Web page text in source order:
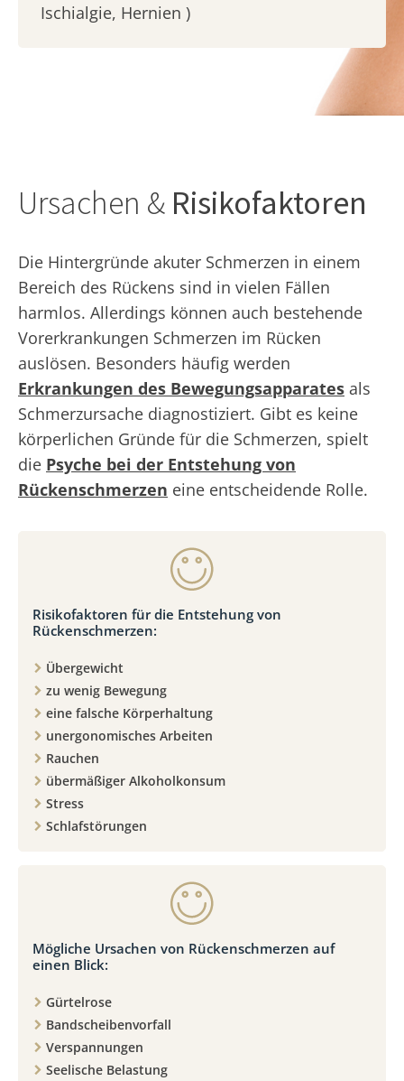
Ischialgie, Hernien )
Ursachen & Risikofaktoren
Die Hintergründe akuter Schmerzen in einem
Bereich des Rückens sind in vielen Fällen
harmlos. Allerdings können auch bestehende
Vorerkrankungen Schmerzen im Rücken
auslösen. Besonders häufig werden
Erkrankungen des Bewegungsapparates als
Schmerzursache diagnostiziert. Gibt es keine
körperlichen Gründe für die Schmerzen, spielt
die Psyche bei der Entstehung von
Rückenschmerzen eine entscheidende Rolle.
Risikofaktoren für die Entstehung von
Rückenschmerzen:
Übergewicht
zu wenig Bewegung
eine falsche Körperhaltung
unergonomisches Arbeiten
Rauchen
übermäßiger Alkoholkonsum
Stress
Schlafstörungen
Mögliche Ursachen von Rückenschmerzen auf
einen Blick:
Gürtelrose
Bandscheibenvorfall
Verspannungen
Seelische Belastung